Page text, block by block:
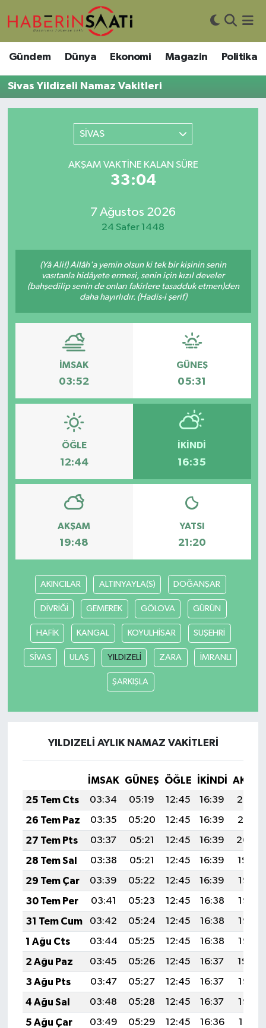
Gündem Dünya Ekonomi Magazin Politika
Sivas Yildizeli Namaz Vakitleri
SİVAS
AKŞAM VAKTINE KALAN SÜRE
33:04
7 Ağustos 2026
24 Safer 1448
(Yâ Ali!) Allâh'a yemin olsun ki tek bir kişinin senin
vasıtanla hidâyete ermesi, senin için kızıl develer
(bahşedilip senin de onları fakirlere tasadduk etmen)den
daha hayırlıdır. (Hadis-i şerif)
İMSAK
03:52
GÜNEŞ
05:31
ÖĞLE
12:44
İKINDI
16:35
AKŞAM
19:48
YATSI
21:20
AKINCILAR ALTINYAYLA(S) DOĞANŞAR
DİVRİĞİ GEMEREK GÖLOVA GÜRÜN
HAFİK KANGAL KOYULHİSAR SUŞEHRİ
SİVAS ULAŞ YILDIZELİ ZARA İMRANLI
ŞARKIŞLA
YILDIZELİ AYLIK NAMAZ VAKITLERI
İMSAK GÜNEŞ ÖĞLE İKINDI
25 Tem Cts
03:34 05:19 12:45 16:39
20:02
26 Tem Paz
03:35 05:20 12:45 16:39
20:01
27 Tem Pts
03:37 05:21 12:45 16:39
20:00
28 Tem Sal
03:38 05:21 12:45 16:39
19:59
29 Tem Çar
03:39 05:22 12:45 16:39
19:58
30 Tem Per
03:41 05:23 12:45 16:38
19:57
31 Tem Cum
03:42 05:24 12:45 16:38
19:56
1 Ağu Cts
03:44 05:25 12:45 16:38
19:55
2 Ağu Paz
03:45 05:26 12:45 16:37
19:54
3 Ağu Pts
03:47 05:27 12:45 16:37
19:53
4 Ağu Sal
03:48 05:28 12:45 16:37
19:52
5 Ağu Çar
03:49 05:29 12:45 16:36
19:51
Asayiş
Bilim ve Teknoloji
DIŞ HABER
Gündem
Kültür-Sanat
Magazin
Politika
Siyaset
Yerel
Nöbetçi Eczaneler
Hava Durumu
Süper Lig Puan Durumu ve Fikstür
Tüm Manşetler